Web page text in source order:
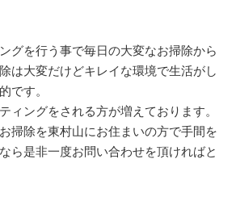
グを行う事で毎日の大変なお掃除から
は大変だけどキレイな環境で生活がし
です。
ィングをされる方が増えております。
掃除を東村山にお住まいの方で手間を
ら是非一度お問い合わせを頂ければと